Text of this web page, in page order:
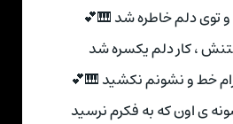
و توی دلم خاطره شد 🎹💕
، کار دلم یکسره شد
خط و نشونم نکشید 🎹💕
ی اون که به فکرم نرسید